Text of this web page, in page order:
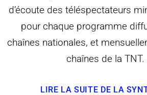
d’écoute des téléspectateurs
pour chaque programme
chaînes nationales, et
chaînes de la TNT.
LIRE LA SUITE DE LA